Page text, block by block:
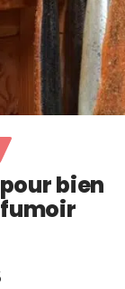
bien